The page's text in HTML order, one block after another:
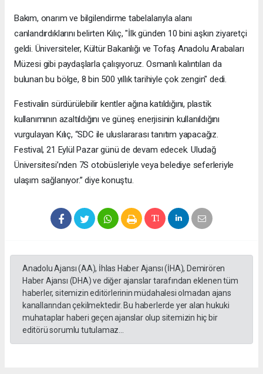
Bakım, onarım ve bilgilendirme tabelalarıyla alanı
canlandırdıklarını belirten Kılıç, "İlk günden 10 bini aşkın ziyaretçi
geldi. Üniversiteler, Kültür Bakanlığı ve Tofaş Anadolu Arabaları
Müzesi gibi paydaşlarla çalışıyoruz. Osmanlı kalıntıları da
bulunan bu bölge, 8 bin 500 yıllık tarihiyle çok zengin" dedi.
Festivalin sürdürülebilir kentler ağına katıldığını, plastik
kullanımının azaltıldığını ve güneş enerjisinin kullanıldığını
vurgulayan Kılıç, “SDC ile uluslararası tanıtım yapacağız.
Festival, 21 Eylül Pazar günü de devam edecek. Uludağ
Üniversitesi’nden 7S otobüsleriyle veya belediye seferleriyle
ulaşım sağlanıyor.” diye konuştu.
Anadolu Ajansı (AA), İhlas Haber Ajansı (İHA), Demirören
Haber Ajansı (DHA) ve diğer ajanslar tarafından eklenen tüm
haberler, sitemizin editörlerinin müdahalesi olmadan ajans
kanallarından çekilmektedir. Bu haberlerde yer alan hukuki
muhataplar haberi geçen ajanslar olup sitemizin hiç bir
editörü sorumlu tutulamaz...